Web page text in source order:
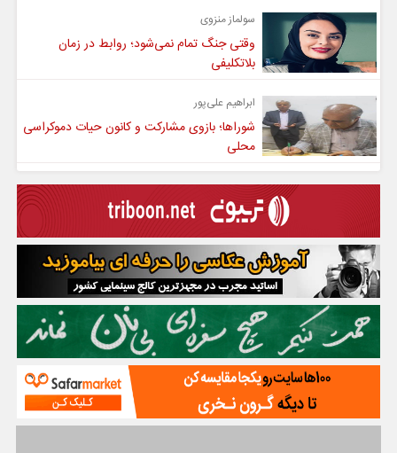
سولماز منزوی
وقتی جنگ تمام نمی‌شود؛ روابط در زمان
بلاتکلیفی
ابراهیم علی‌پور
شوراها؛ بازوی مشارکت و کانون حیات دموکراسی
محلی